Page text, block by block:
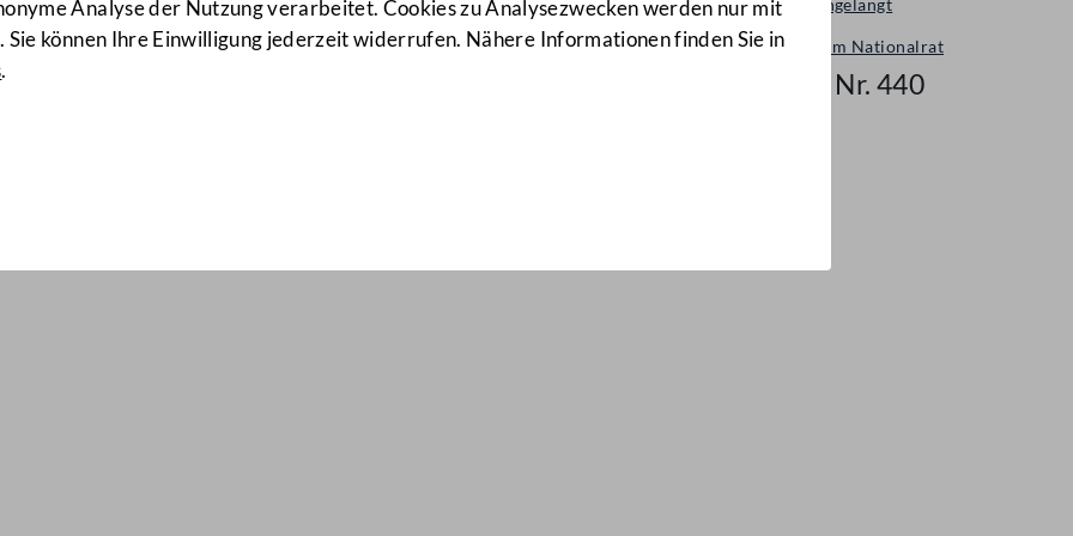
Analyse der Nutzung verarbeitet. Cookies zu Analysezwecken werden nur mit
Sie können Ihre Einwilligung jederzeit widerrufen. Nähere Informationen finden Sie in
.
Neu eingelangt
Neues im Nationalrat
Mail Nr. 440
Nr: 440